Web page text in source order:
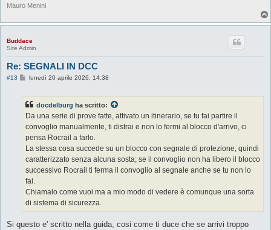
Mauro Menini
Buddace
Site Admin
Re: SEGNALI IN DCC
#13
M
a
g
i
o
lunedì 20 aprile 2026, 14:38
docdelburg ha scritto:
Da una serie di prove fatte, attivato un itinerario, se tu fai partire il
convoglio manualmente, ti distrai e non lo fermi al blocco d'arrivo, ci
pensa Rocrail a farlo.
La stessa cosa succede su un blocco con segnale di protezione, quindi
caratterizzato senza alcuna sosta; se il convoglio non ha libero il blocco
successivo Rocrail ti ferma il convoglio al segnale anche se tu non lo
fai.
Chiamalo come vuoi ma a mio modo di vedere è comunque una sorta
di sistema di sicurezza.
Si questo e' scritto nella guida, cosi come ti duce che se arrivi troppo